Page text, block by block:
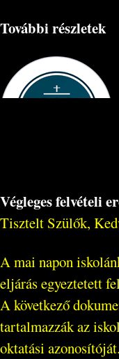
További részletek
Végleges felvételi
Tisztelt Szülők,
A mai napon
eljárás egyeztetett
A következő
tartalmazzák az
oktatási